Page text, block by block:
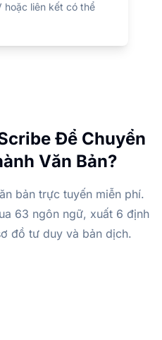
hoặc liên kết có thể
Để Chuyển
Văn Bản?
bản trực tuyến miễn phí.
63 ngôn ngữ, xuất 6 định
đồ tư duy và bản dịch.